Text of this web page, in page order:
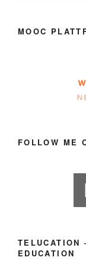
MOOC
FOLLOW ME
TELUCATION
EDUCATION